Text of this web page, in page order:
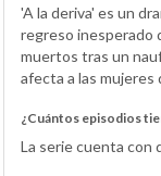
'A la deriva' es un
regreso inesperado
muertos tras un
afecta a las
¿Cuántos episodios
La serie cuenta con